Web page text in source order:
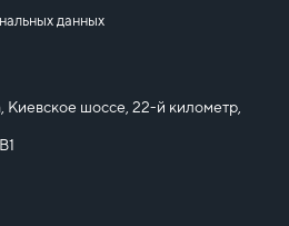
данных
Киевское шоссе, 22-й километр,